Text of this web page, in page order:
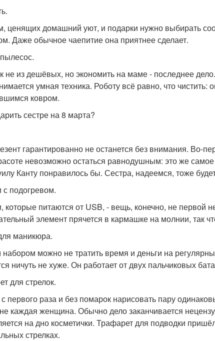
ценящих домашний уют, и подарки нужно выбирать
Даже обычное чаепитие она приятнее сделает.
не из дешёвых, но экономить на маме - последнее
умная техника. Роботу всё равно, что
ковром.
сестре на 8 марта?
гарантированно не останется без внимания. Во-
невозможно остаться равнодушным: это же
Канту понравилось бы. Сестра, надеемся, тоже
с подогревом.
которые питаются от USB, - вещь, конечно, не первой
элемент прячется в кармашке на молнии, так
маникюра.
набором можно не тратить время и деньги на
ничуть не хуже. Он работает от двух пальчиковых
для стрелок.
первого раза и без помарок нарисовать пару
каждая женщина. Обычно дело заканчивается
на дно косметички. Трафарет для подводки
стрелках.